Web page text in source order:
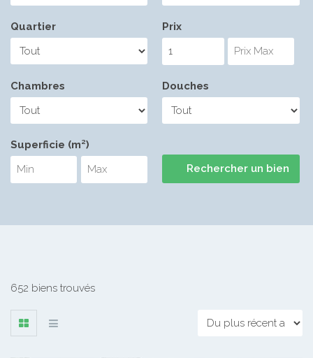
Quartier Prix
Chambres Douches
Superficie (m²)
652 biens trouvés